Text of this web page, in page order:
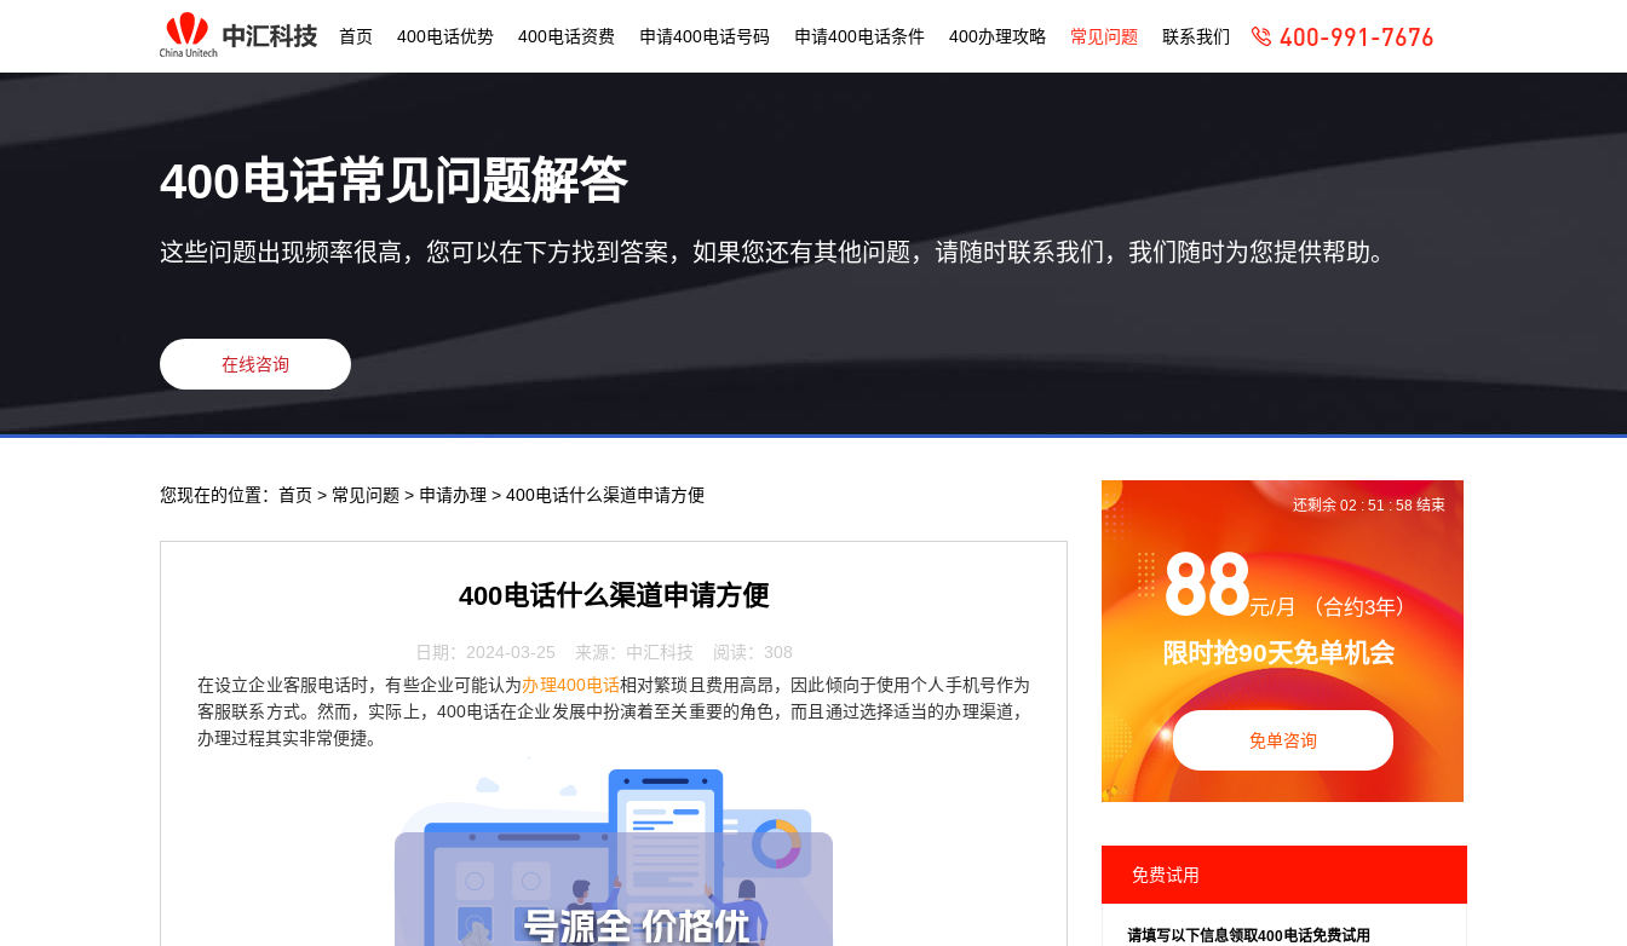
首页 400电话优势 400电话资费 申请400电话号码 申请400电话条件 400办理攻略 常见问题 联系我们 400-991-7676
400电话常见问题解答
这些问题出现频率很高，您可以在下方找到答案，如果您还有其他问题，请随时联系我们，我们随时为您提供帮助。
在线咨询
您现在的位置： 首页 > 常见问题 > 申请办理 > 400电话什么渠道申请方便
400电话什么渠道申请方便
日期：2024-03-25 来源：中汇科技 阅读：308
在设立企业客服电话时，有些企业可能认为办理400电话相对繁琐且费用高昂，因此倾向于使用个人手机号作为
客服联系方式。然而，实际上，400电话在企业发展中扮演着至关重要的角色，而且通过选择适当的办理渠道，
办理过程其实非常便捷。
88元/月 （合约3年）
限时抢90天免单机会
免单咨询
还剩余 02 : 51 :57 结束
免费试用
请填写以下信息领取400电话免费试用